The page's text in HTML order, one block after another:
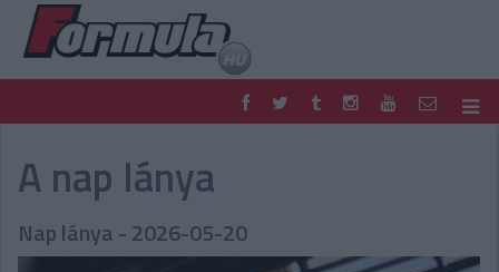
FORMULA
NEMZETKÖZI
RETRO
PODCAST
SHOP
A nap lánya
Nap lánya - 2026-05-20